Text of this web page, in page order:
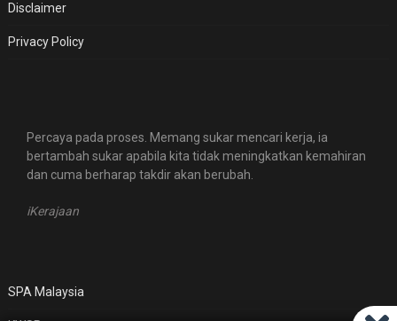
Disclaimer
Privacy Policy
Percaya pada proses. Memang sukar mencari kerja, ia
bertambah sukar apabila kita tidak meningkatkan kemahiran
dan cuma berharap takdir akan berubah.
iKerajaan
SPA Malaysia